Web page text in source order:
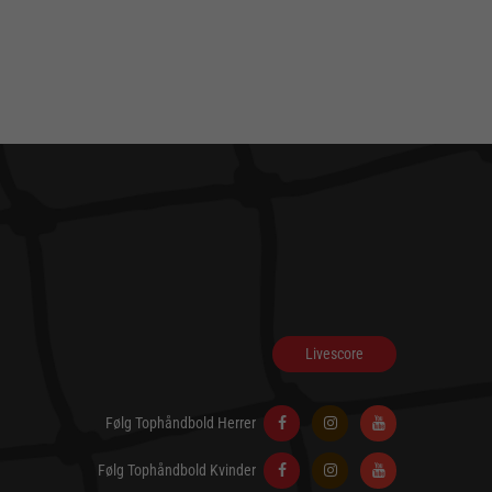
Livescore
Følg Tophåndbold Herrer
Følg Tophåndbold Kvinder